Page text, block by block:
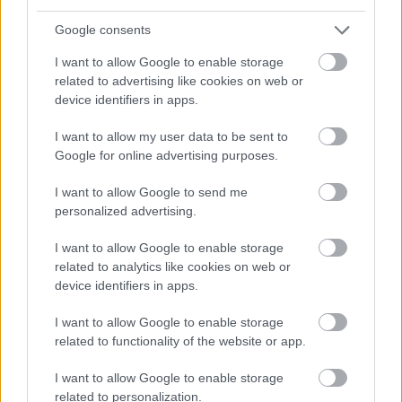
Google consents
I want to allow Google to enable storage
related to advertising like cookies on web or
device identifiers in apps.
I want to allow my user data to be sent to
Google for online advertising purposes.
I want to allow Google to send me
personalized advertising.
I want to allow Google to enable storage
related to analytics like cookies on web or
device identifiers in apps.
I want to allow Google to enable storage
related to functionality of the website or app.
I want to allow Google to enable storage
related to personalization.
megtalálható Xanthorrhoea növényt is így hívják.
Kézzel szedik, 10% egész fürtöt dobnak hozzá és 12-
15 hónapot tölt el francia fában. Kevésbé harsány,
de nagyon intenzív, meleg hatású gyümölcsökkel,
némi lekvárral. Emelkedett sav, keményebb poros
állagú tannin, elég jelentős mennyiségű fa. Szép
hosszú lecsengés.